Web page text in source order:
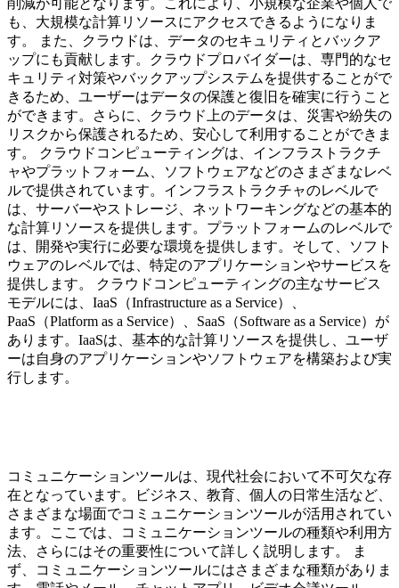
削減が可能となります。これにより、小規模な企業や個人で
も、大規模な計算リソースにアクセスできるようになりま
す。 また、クラウドは、データのセキュリティとバックア
ップにも貢献します。クラウドプロバイダーは、専門的なセ
キュリティ対策やバックアップシステムを提供することがで
きるため、ユーザーはデータの保護と復旧を確実に行うこと
ができます。さらに、クラウド上のデータは、災害や紛失の
リスクから保護されるため、安心して利用することができま
す。 クラウドコンピューティングは、インフラストラクチ
ャやプラットフォーム、ソフトウェアなどのさまざまなレベ
ルで提供されています。インフラストラクチャのレベルで
は、サーバーやストレージ、ネットワーキングなどの基本的
な計算リソースを提供します。プラットフォームのレベルで
は、開発や実行に必要な環境を提供します。そして、ソフト
ウェアのレベルでは、特定のアプリケーションやサービスを
提供します。 クラウドコンピューティングの主なサービス
モデルには、IaaS（Infrastructure as a Service）、
PaaS（Platform as a Service）、SaaS（Software as a Service）が
あります。IaaSは、基本的な計算リソースを提供し、ユーザ
ーは自身のアプリケーションやソフトウェアを構築および実
行します。
コミュニケーションツールは、現代社会において不可欠な存
在となっています。ビジネス、教育、個人の日常生活など、
さまざまな場面でコミュニケーションツールが活用されてい
ます。ここでは、コミュニケーションツールの種類や利用方
法、さらにはその重要性について詳しく説明します。 ま
ず、コミュニケーションツールにはさまざまな種類がありま